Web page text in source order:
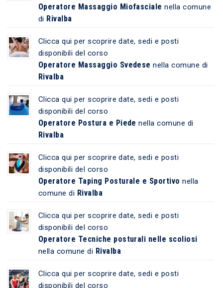
Operatore Massaggio Miofasciale nella comune
di Rivalba
Clicca qui per scoprire date, sedi e posti
disponibili del corso
Operatore Massaggio Svedese nella comune di
Rivalba
Clicca qui per scoprire date, sedi e posti
disponibili del corso
Operatore Postura e Piede nella comune di
Rivalba
Clicca qui per scoprire date, sedi e posti
disponibili del corso
Operatore Taping Posturale e Sportivo nella
comune di Rivalba
Clicca qui per scoprire date, sedi e posti
disponibili del corso
Operatore Tecniche posturali nelle scoliosi
nella comune di Rivalba
Clicca qui per scoprire date, sedi e posti
disponibili del corso